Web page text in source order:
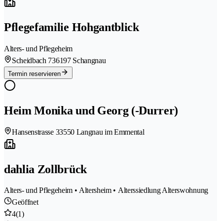
Pflegefamilie Hohgantblick
Alters- und Pflegeheim
Scheidbach 736197 Schangnau
Termin reservieren
Heim Monika und Georg (-Durrer)
Hansenstrasse 33550 Langnau im Emmental
dahlia Zollbrück
Alters- und Pflegeheim • Altersheim • Alterssiedlung Alterswohnung
Geöffnet
4(1)